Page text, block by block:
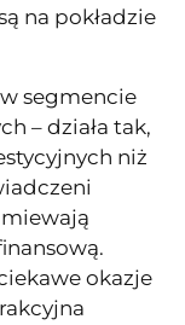
na pokładzie
segmencie
– działa tak,
niż
okazje